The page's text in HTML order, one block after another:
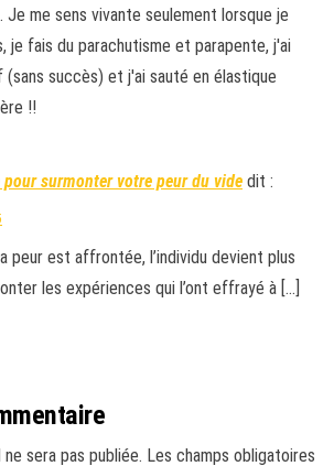
me sens vivante seulement lorsque je
je fais du parachutisme et parapente, j'ai
succès) et j'ai sauté en élastique
!!
pour surmonter votre peur du vide dit :
peur est affrontée, l’individu devient plus
les expériences qui l’ont effrayé à […]
sera pas publiée. Les champs obligatoires